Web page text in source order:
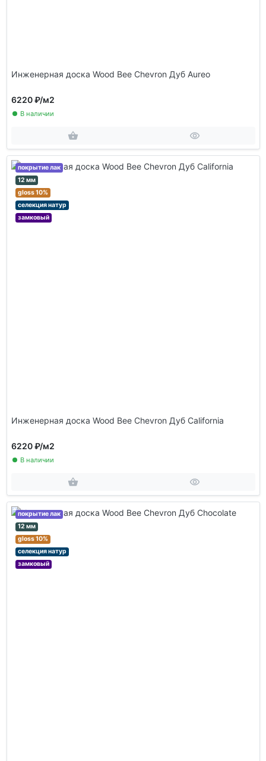
Инженерная доска Wood Bee Chevron Дуб Aureo
6220 ₽/м2
В наличии
покрытие лак
12 мм
gloss 10%
селекция натур
замковый
Инженерная доска Wood Bee Chevron Дуб California
6220 ₽/м2
В наличии
покрытие лак
12 мм
gloss 10%
селекция натур
замковый